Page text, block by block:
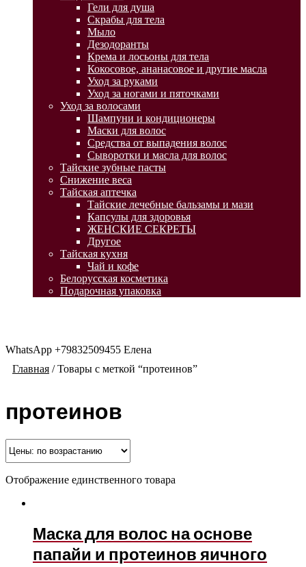
Гели для душа
Скрабы для тела
Мыло
Дезодоранты
Крема и лосьоны для тела
Кокосовое, ананасовое и другие масла
Уход за руками
Уход за ногами и пяточками
Уход за волосами
Шампуни и кондиционеры
Маски для волос
Средства от выпадения волос
Сыворотки и масла для волос
Тайские зубные пасты
Снижение веса
Тайская аптечка
Тайские лечебные бальзамы и мази
Капсулы для здоровья
ЖЕНСКИЕ СЕКРЕТЫ
Другое
Тайская кухня
Чай и кофе
Белорусская косметика
Подарочная упаковка
WhatsApp +79832509455 Елена
Главная /Товары с меткой “протеинов”
протеинов
Отображение единственного товара
Маска для волос на основе
папайи и протеинов яичного